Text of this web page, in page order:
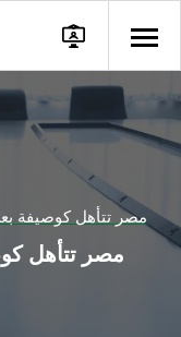
مصر تتأهل كوصيفة
مصر تتأهل